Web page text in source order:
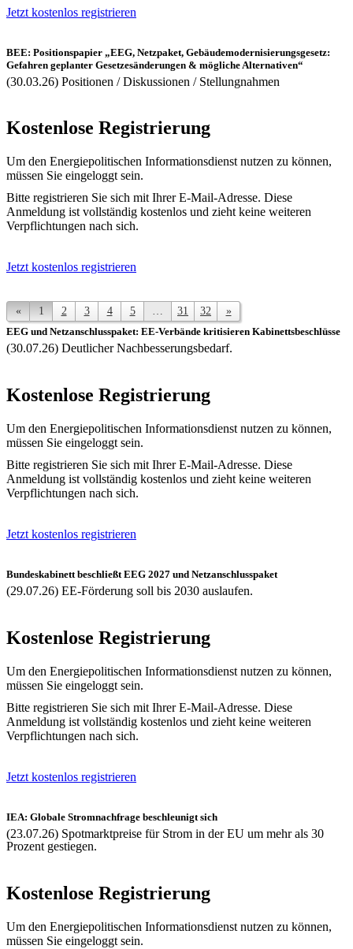
Jetzt kostenlos registrieren
BEE: Positionspapier „EEG, Netzpaket, Gebäudemodernisierungsgesetz:
Gefahren geplanter Gesetzesänderungen & mögliche Alternativen“
(30.03.26) Positionen / Diskussionen / Stellungnahmen
Kostenlose Registrierung
Um den Energiepolitischen Informationsdienst nutzen zu können,
müssen Sie eingeloggt sein.
Bitte registrieren Sie sich mit Ihrer E-Mail-Adresse. Diese
Anmeldung ist vollständig kostenlos und zieht keine weiteren
Verpflichtungen nach sich.
Jetzt kostenlos registrieren
« 1 2 3 4 5 … 31 32
»
EEG und Netzanschlusspaket: EE-Verbände kritisieren Kabinettsbeschlüsse
(30.07.26) Deutlicher Nachbesserungsbedarf.
Kostenlose Registrierung
Um den Energiepolitischen Informationsdienst nutzen zu können,
müssen Sie eingeloggt sein.
Bitte registrieren Sie sich mit Ihrer E-Mail-Adresse. Diese
Anmeldung ist vollständig kostenlos und zieht keine weiteren
Verpflichtungen nach sich.
Jetzt kostenlos registrieren
Bundeskabinett beschließt EEG 2027 und Netzanschlusspaket
(29.07.26) EE-Förderung soll bis 2030 auslaufen.
Kostenlose Registrierung
Um den Energiepolitischen Informationsdienst nutzen zu können,
müssen Sie eingeloggt sein.
Bitte registrieren Sie sich mit Ihrer E-Mail-Adresse. Diese
Anmeldung ist vollständig kostenlos und zieht keine weiteren
Verpflichtungen nach sich.
Jetzt kostenlos registrieren
IEA: Globale Stromnachfrage beschleunigt sich
(23.07.26) Spotmarktpreise für Strom in der EU um mehr als 30
Prozent gestiegen.
Kostenlose Registrierung
Um den Energiepolitischen Informationsdienst nutzen zu können,
müssen Sie eingeloggt sein.